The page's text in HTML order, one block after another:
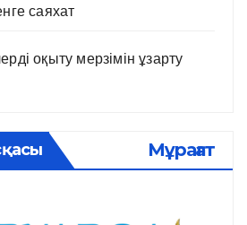
саяхат
оқыту мерзімін ұзарту
Мұрағат